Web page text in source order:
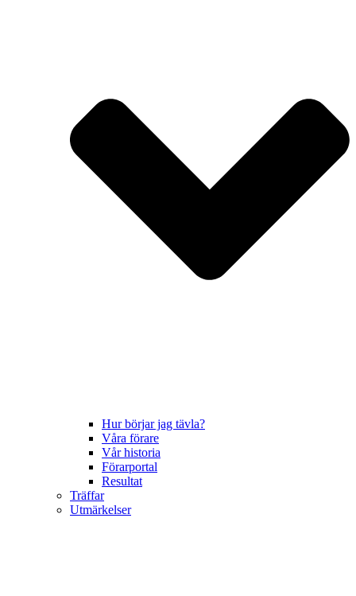
Hur börjar jag tävla?
Våra förare
Vår historia
Förarportal
Resultat
Träffar
Utmärkelser